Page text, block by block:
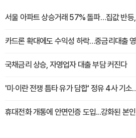
서울 아파트 상승거래 57% 돌파…집값 반등
카드론 확대에도 수익성 하락…중금리대출
국채금리 상승, 자영업자 대출 부담 커진다
'미·이란 전쟁 틈타 유가 담합' 정유 4사 기
휴대전화 개통에 안면인증 도입...강화된 본